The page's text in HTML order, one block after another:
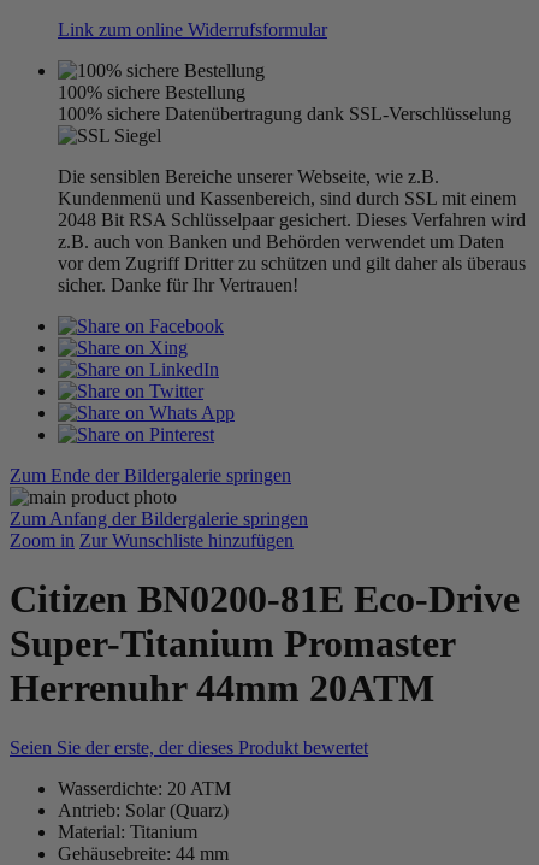
Link zum online Widerrufsformular
100% sichere Bestellung
100% sichere Datenübertragung dank SSL-Verschlüsselung
Die sensiblen Bereiche unserer Webseite, wie z.B.
Kundenmenü und Kassenbereich, sind durch SSL mit einem
2048 Bit RSA Schlüsselpaar gesichert. Dieses Verfahren wird
z.B. auch von Banken und Behörden verwendet um Daten
vor dem Zugriff Dritter zu schützen und gilt daher als überaus
sicher. Danke für Ihr Vertrauen!
Zum Ende der Bildergalerie springen
Zum Anfang der Bildergalerie springen
Zoom in Zur Wunschliste hinzufügen
Citizen BN0200-81E Eco-Drive
Super-Titanium Promaster
Herrenuhr 44mm 20ATM
Seien Sie der erste, der dieses Produkt bewertet
Wasserdichte: 20 ATM
Antrieb: Solar (Quarz)
Material: Titanium
Gehäusebreite: 44 mm